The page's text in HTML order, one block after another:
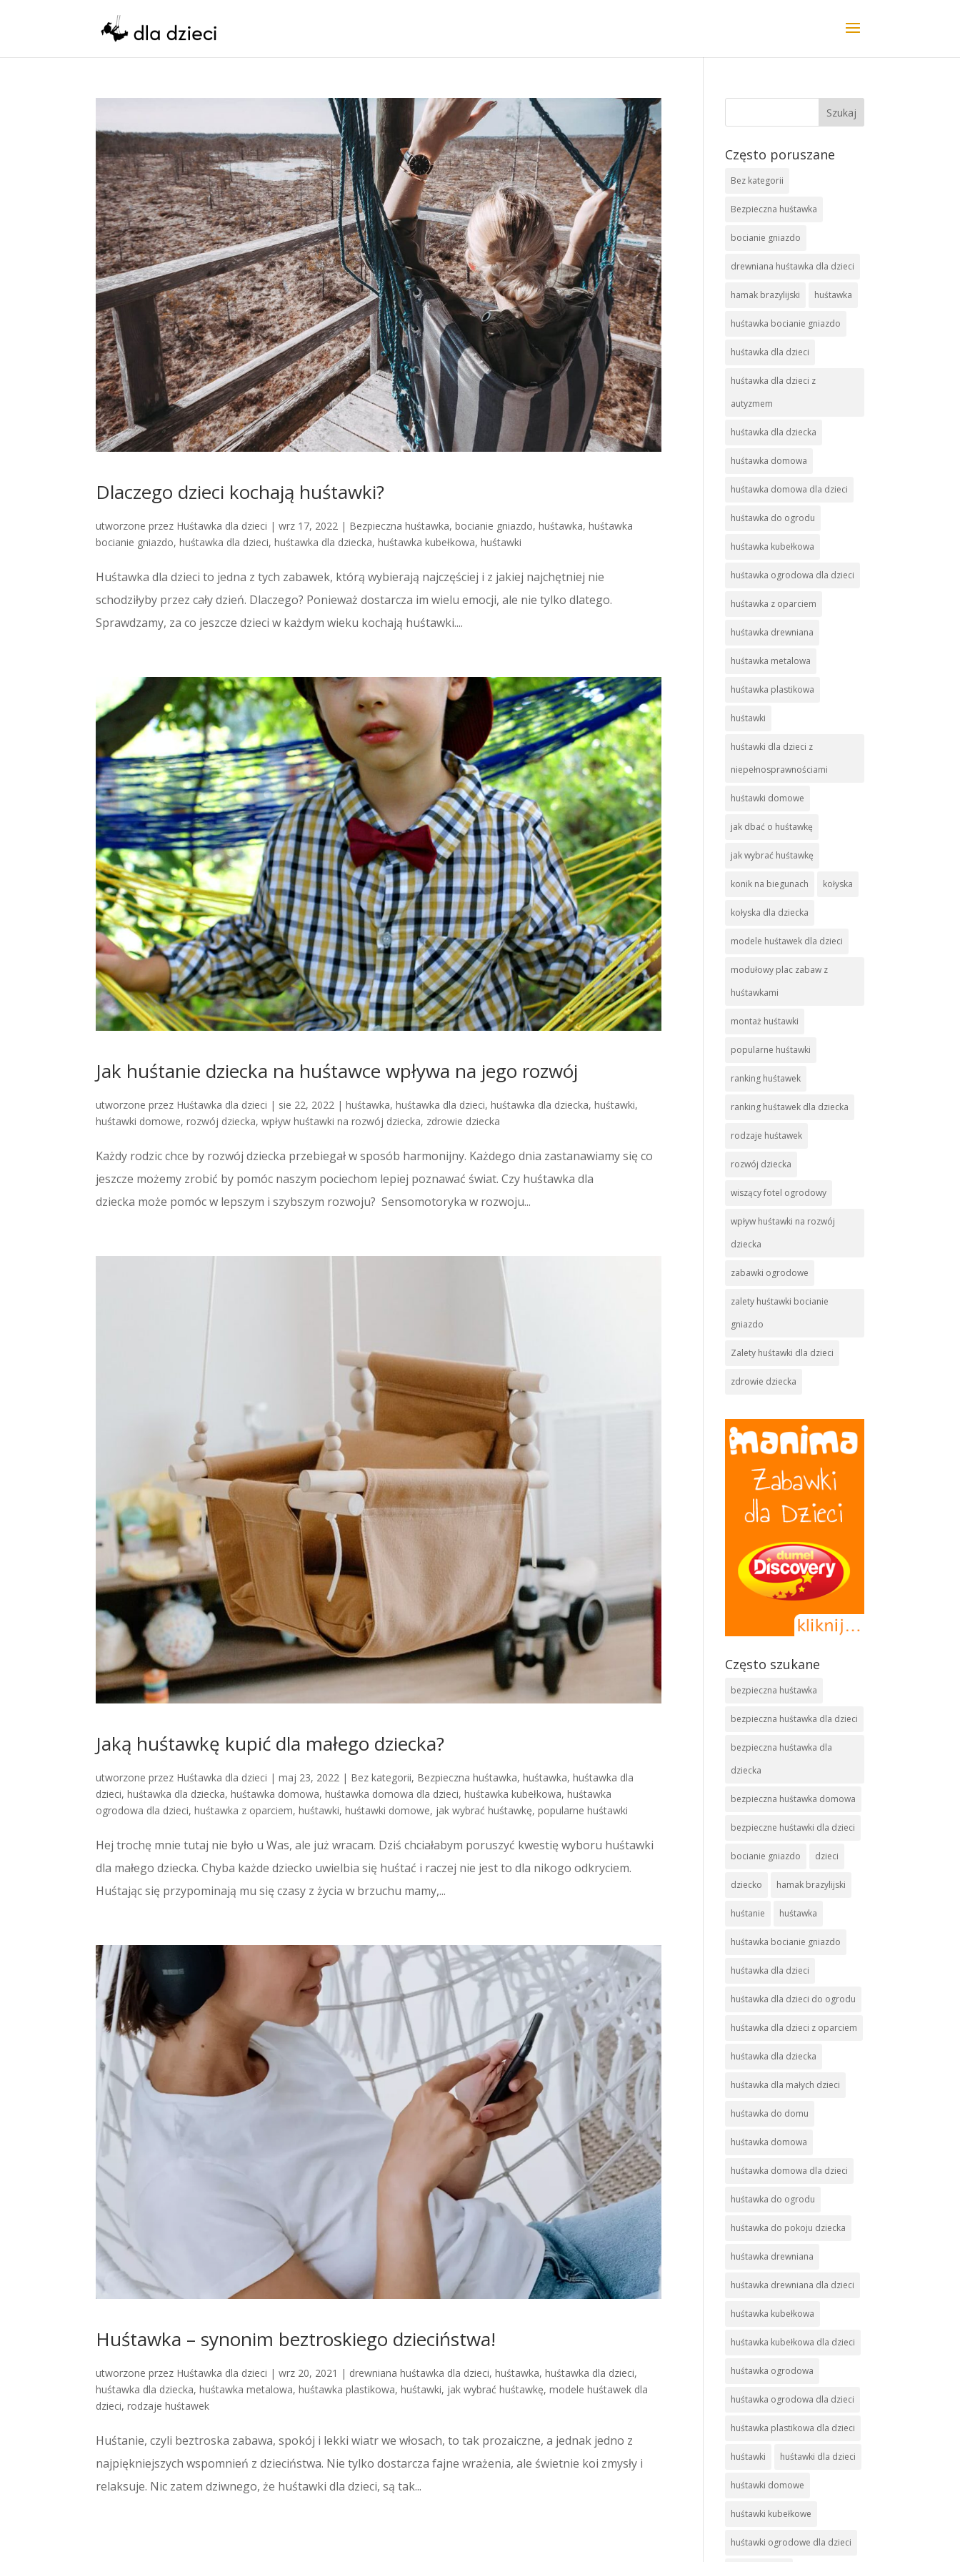
Dlaczego dzieci kochają huśtawki?
utworzone przez Huśtawka dla dzieci |wrz 17, 2022 | Bezpieczna huśtawka,bocianie gniazdo,huśtawka,huśtawka
bocianie gniazdo,huśtawka dla dzieci,huśtawka dla dziecka,huśtawka kubełkowa,huśtawki
Huśtawka dla dzieci to jedna z tych zabawek, którą wybierają najczęściej i z jakiej najchętniej nie
schodziłyby przez cały dzień. Dlaczego? Ponieważ dostarcza im wielu emocji, ale nie tylko dlatego.
Sprawdzamy, za co jeszcze dzieci w każdym wieku kochają huśtawki....
Jak huśtanie dziecka na huśtawce wpływa na jego rozwój
utworzone przez Huśtawka dla dzieci | sie 22, 2022 |huśtawka,huśtawka dla dzieci,huśtawka dla dziecka,huśtawki,
huśtawki domowe,rozwój dziecka,wpływ huśtawki na rozwój dziecka, zdrowie dziecka
Każdy rodzic chce by rozwój dziecka przebiegał w sposób harmonijny. Każdego dnia zastanawiamy się co
jeszcze możemy zrobić by pomóc naszym pociechom lepiej poznawać świat. Czy huśtawka dla
dziecka może pomóc w lepszym i szybszym rozwoju? Sensomotoryka w rozwoju...
Jaką huśtawkę kupić dla małego dziecka?
utworzone przez Huśtawka dla dzieci |maj 23, 2022 | Bez kategorii, Bezpieczna huśtawka,huśtawka,huśtawka dla
dzieci,huśtawka dla dziecka,huśtawka domowa,huśtawka domowa dla dzieci,huśtawka kubełkowa,huśtawka
ogrodowa dla dzieci,huśtawka z oparciem,huśtawki,huśtawki domowe, jak wybrać huśtawkę,popularne huśtawki
Hej trochę mnie tutaj nie było u Was, ale już wracam. Dziś chciałabym poruszyć kwestię wyboru huśtawki
dla małego dziecka. Chyba każde dziecko uwielbia się huśtać i raczej nie jest to dla nikogo odkryciem.
Huśtając się przypominają mu się czasy z życia w brzuchu mamy,...
Huśtawka – synonim beztroskiego dzieciństwa!
utworzone przez Huśtawka dla dzieci |wrz 20, 2021 | drewniana huśtawka dla dzieci,huśtawka,huśtawka dla dzieci,
huśtawka dla dziecka,huśtawka metalowa,huśtawka plastikowa,huśtawki, jak wybrać huśtawkę,modele huśtawek dla
dzieci,rodzaje huśtawek
Huśtanie, czyli beztroska zabawa, spokój i lekki wiatr we włosach, to tak prozaiczne, a jednak jedno z
najpiękniejszych wspomnień z dzieciństwa. Nie tylko dostarcza fajne wrażenia, ale świetnie koi zmysły i
relaksuje. Nic zatem dziwnego, że huśtawki dla dzieci, są tak...
Często poruszane
Bez kategorii
Bezpieczna huśtawka
bocianie gniazdo
drewniana huśtawka dla dzieci
hamak brazylijski huśtawka
huśtawka bocianie gniazdo
huśtawka dla dzieci
huśtawka dla dzieci z
autyzmem
huśtawka dla dziecka
huśtawka domowa
huśtawka domowa dla dzieci
huśtawka do ogrodu
huśtawka kubełkowa
huśtawka ogrodowa dla dzieci
huśtawka z oparciem
huśtawka drewniana
huśtawka metalowa
huśtawka plastikowa
huśtawki
huśtawki dla dzieci z
niepełnosprawnościami
huśtawki domowe
jak dbać o huśtawkę
jak wybrać huśtawkę
konik na biegunach kołyska
kołyska dla dziecka
modele huśtawek dla dzieci
modułowy plac zabaw z
huśtawkami
montaż huśtawki
popularne huśtawki
ranking huśtawek
ranking huśtawek dla dziecka
rodzaje huśtawek
rozwój dziecka
wiszący fotel ogrodowy
wpływ huśtawki na rozwój
dziecka
zabawki ogrodowe
zalety huśtawki bocianie
gniazdo
Zalety huśtawki dla dzieci
zdrowie dziecka
Często szukane
bezpieczna huśtawka
bezpieczna huśtawka dla dzieci
bezpieczna huśtawka dla
dziecka
bezpieczna huśtawka domowa
bezpieczne huśtawki dla dzieci
bocianie gniazdo dzieci
dziecko hamak brazylijski
huśtanie huśtawka
huśtawka bocianie gniazdo
huśtawka dla dzieci
huśtawka dla dzieci do ogrodu
huśtawka dla dzieci z oparciem
huśtawka dla dziecka
huśtawka dla małych dzieci
huśtawka do domu
huśtawka domowa
huśtawka domowa dla dzieci
huśtawka do ogrodu
huśtawka do pokoju dziecka
huśtawka drewniana
huśtawka drewniana dla dzieci
huśtawka kubełkowa
huśtawka kubełkowa dla dzieci
huśtawka ogrodowa
huśtawka ogrodowa dla dzieci
huśtawka plastikowa dla dzieci
huśtawki huśtawki dla dzieci
huśtawki domowe
huśtawki kubełkowe
huśtawki ogrodowe dla dzieci